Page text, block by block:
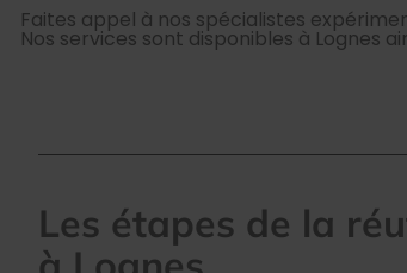
Faites appel à nos spécialistes
Nos services sont disponibles à Lognes
Les étapes de la